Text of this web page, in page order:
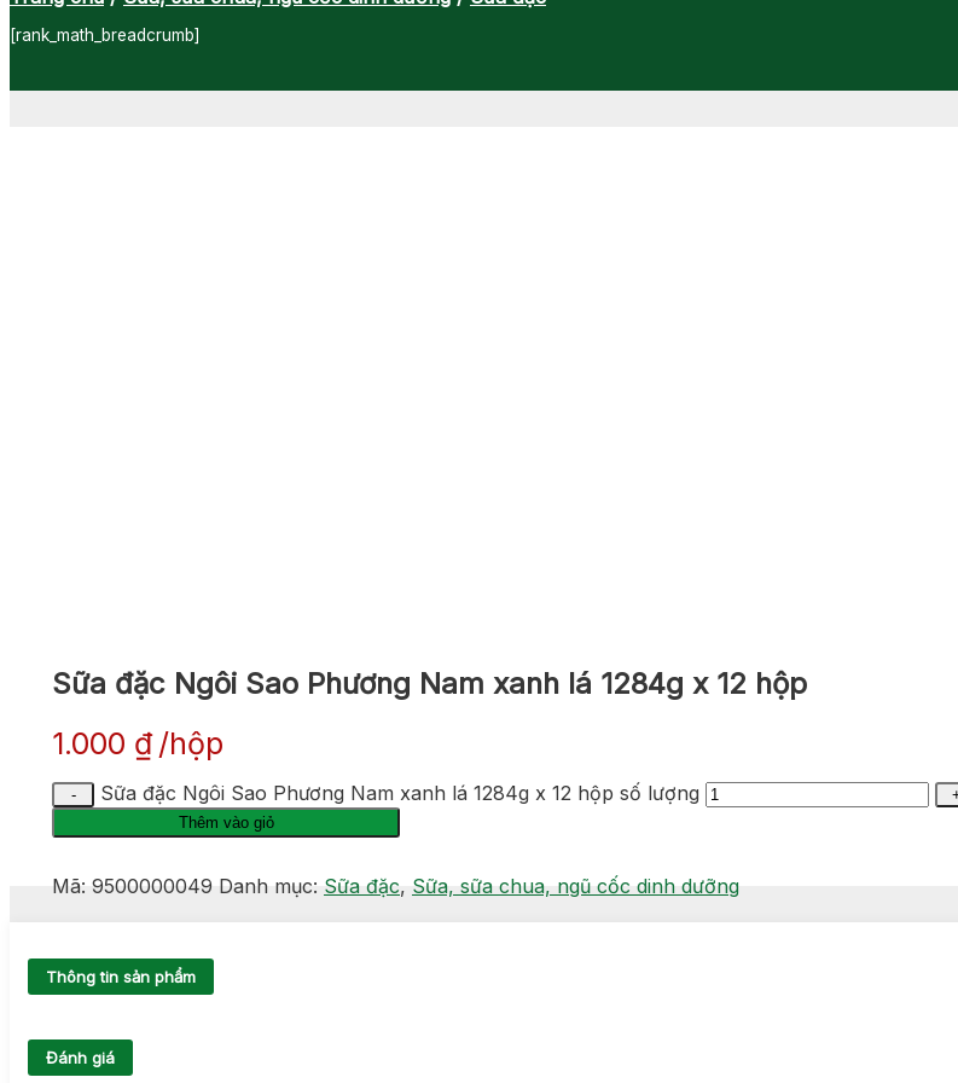
[rank_math_breadcrumb]
Sữa đặc Ngôi Sao Phương Nam xanh lá 1284g x 12 hộp
1.000 ₫ hộp
Sữa đặc Ngôi Sao Phương Nam xanh lá 1284g x 12 hộp số lượng
Thêm vào giỏ
Mã: 9500000049 Danh mục: Sữa đặc, Sữa, sữa chua, ngũ cốc dinh dưỡng
Đánh giá
Thông tin sản phẩm